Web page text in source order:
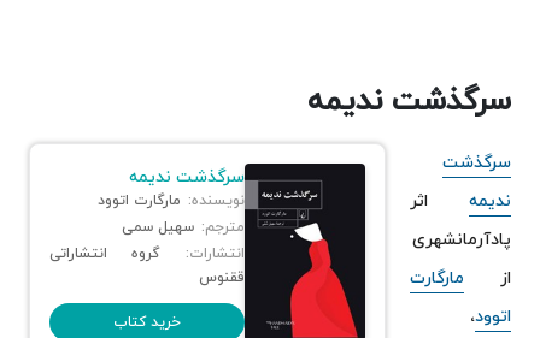
سرگذشت ندیمه
سرگذشت ندیمه
نویسنده: مارگارت اتوود
مترجم: سهیل سمی
انتشارات:
گروه انتشاراتی
ققنوس
خرید کتاب
سرگذشت
ندیمه اثر
پادآرمانشهری
از مارگارت
اتوود،